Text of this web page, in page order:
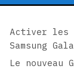
Activer les
Samsung
Le nouveau